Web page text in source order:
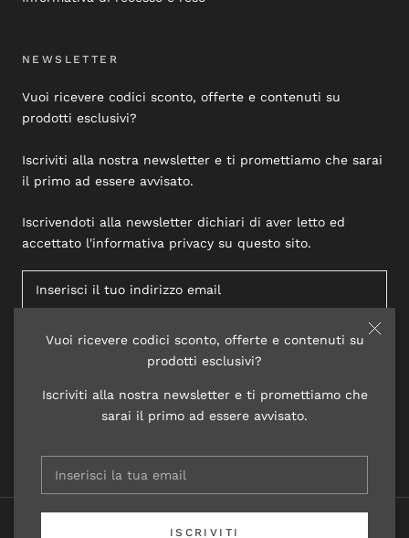
Vuoi ricevere codici sconto, offerte e contenuti su
prodotti esclusivi?
Iscriviti alla nostra newsletter e ti promettiamo che
sarai il primo ad essere avvisato.
ISCRIVITI
NEWSLETTER
Vuoi ricevere codici sconto, offerte e contenuti su
prodotti esclusivi?
Iscriviti alla nostra newsletter e ti promettiamo che sarai
il primo ad essere avvisato.
Iscrivendoti alla newsletter dichiari di aver letto ed
accettato l'informativa privacy su questo sito.
ISCRIVITI